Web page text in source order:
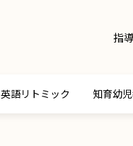
指
英語リトミック 知育幼